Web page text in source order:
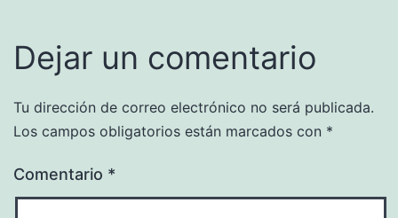
Dejar un comentario
Tu dirección de correo electrónico no será publicada.
Los campos obligatorios están marcados con *
Comentario *